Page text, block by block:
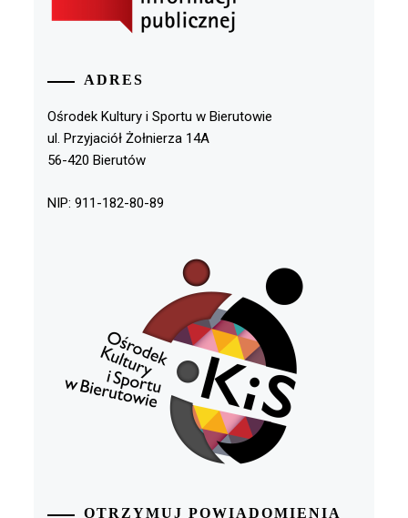
ADRES
Ośrodek Kultury i Sportu w Bierutowie
ul. Przyjaciół Żołnierza 14A
56-420 Bierutów
NIP: 911-182-80-89
OTRZYMUJ POWIADOMIENIA